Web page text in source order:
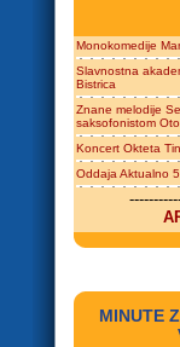
Monokomedije
Slavnostna
Bistrica
Znane melodije
saksofonistom
Koncert Okteta
Oddaja Aktualno
MINUTE